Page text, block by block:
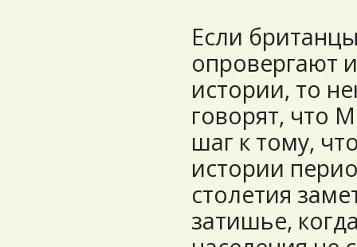
Если
опровергают
истории, то
говорят, что
шаг к тому,
истории
столетия
затишье,